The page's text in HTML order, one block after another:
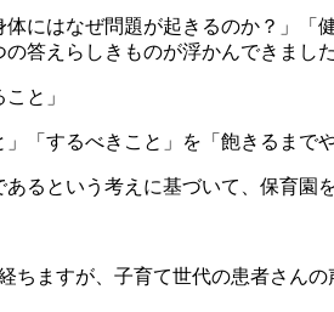
にはなぜ問題が起きるのか？」
答えらしきものが浮かんできました
と」
「するべきこと」を「飽きるまで
あるという考えに基づいて、保育園
ちますが、子育て世代の患者さんの